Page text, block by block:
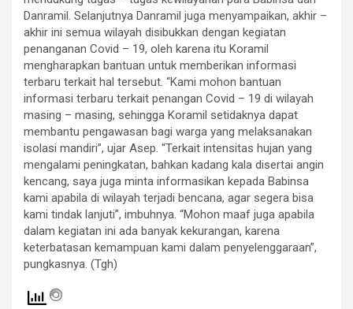
Danramil. Selanjutnya Danramil juga menyampaikan, akhir –
akhir ini semua wilayah disibukkan dengan kegiatan
penanganan Covid – 19, oleh karena itu Koramil
mengharapkan bantuan untuk memberikan informasi
terbaru terkait hal tersebut. “Kami mohon bantuan
informasi terbaru terkait penangan Covid – 19 di wilayah
masing – masing, sehingga Koramil setidaknya dapat
membantu pengawasan bagi warga yang melaksanakan
isolasi mandiri”, ujar Asep. “Terkait intensitas hujan yang
mengalami peningkatan, bahkan kadang kala disertai angin
kencang, saya juga minta informasikan kepada Babinsa
kami apabila di wilayah terjadi bencana, agar segera bisa
kami tindak lanjuti”, imbuhnya. “Mohon maaf juga apabila
dalam kegiatan ini ada banyak kekurangan, karena
keterbatasan kemampuan kami dalam penyelenggaraan”,
pungkasnya. (Tgh)